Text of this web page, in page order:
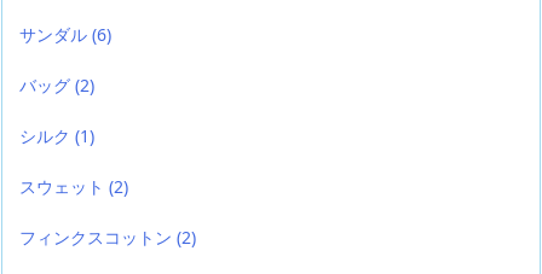
サンダル (6)
バッグ (2)
シルク (1)
スウェット (2)
フィンクスコットン (2)